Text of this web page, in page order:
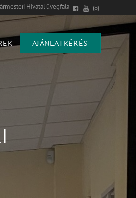
Hivatal üvegfala
AJÁNLATKÉRÉS